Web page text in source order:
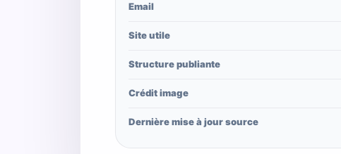
Email
Site utile
Structure publiante
Crédit image
Dernière mise à jour source